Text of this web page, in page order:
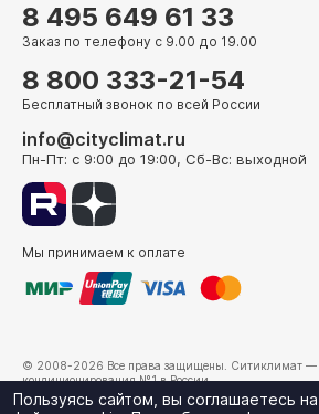
8 495 649 61 33
Заказ по телефону с 9.00 до 19.00
8 800 333-21-54
Бесплатный звонок по всей России
info@cityclimat.ru
Пн-Пт: с 9:00 до 19:00, Сб-Вс: выходной
Мы принимаем к оплате
© 2008-2026 Все права защищены. Ситиклимат —
кондиционирования №1 в России.
г. Москва, ул. Электрозаводская, д. 24
Пользуясь сайтом, вы соглашаетесь